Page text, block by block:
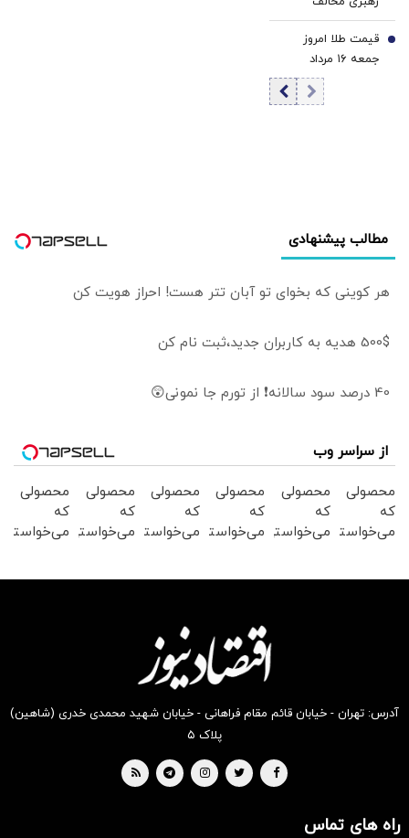
حرف می‌زنم
مذاکره بود/ در
صداوسیما این‌گونه
القا می‌شود که
رهبری گفته‌اند
«اصلاً مذاکره
قیمت طلا امروز
جمعه ۱۶ مرداد
۱۴۰۵/ افزایش قیمت
7
مطالب پیشنهادی
هر کوینی که بخوای تو آبان تتر هست! احراز هویت کن
500$ هدیه به کاربران جدید،ثبت نام کن
40 درصد سود سالانه❗ از تورم جا نمونی😲
از سراسر وب
محصولی
که
می‌خواستی
محصولی
که
می‌خواستی
محصولی
که
می‌خواستی
بخر !
محصولی
که
می‌خواستی
بخر !
محصولی
که
می‌خواستی
محصولی
که
می‌خواستی
آدرس: تهران - خیابان قائم مقام فراهانی - خیابان شهید محمدی خدری (شاهین)
پلاک ۵
راه های تماس